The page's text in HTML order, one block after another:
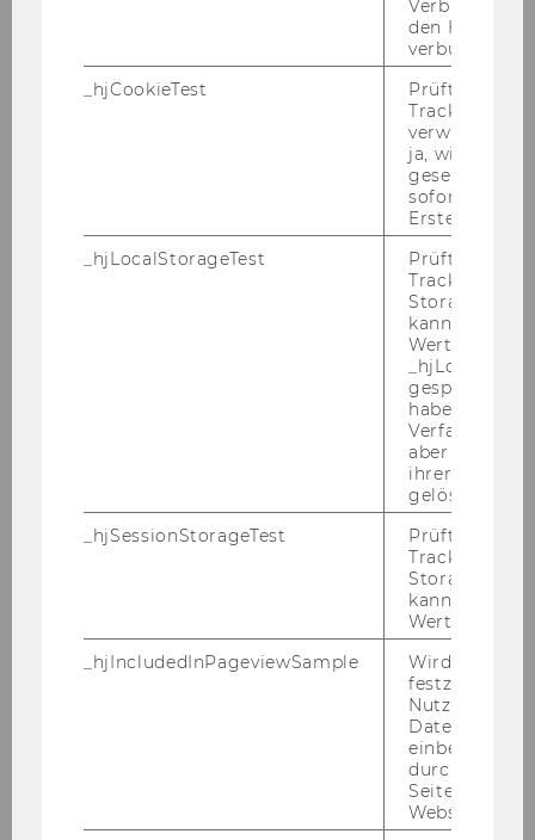
Newsletter
Anmeldung Aussendungen/Newsletter
npoNewsletter 1/2026
Aktuelles
Die Budgetkonsolidierung: Blut, Schweiß
Verbindung
den Hotjar-
verbunden
_hjCookieTest
Prüft, ob der
Tracking
verwenden
ja, wird ein
gesetzt. Wird
sofort nach
Erstellung
_hjLocalStorageTest
Prüft, ob der
Tracking
Storage
kann. Wenn
Wert 1
haben keine
Verfallszeit,
aber fast
ihrer
gelöscht.
_hjSessionStorageTest
Prüft, ob der
Tracking
Storage
kann. Wenn
Wert von 1
_hjIncludedInPageviewSample
Wird gesetzt,
festzustellen,
Nutzer in die
einbezogen
durch das
Website